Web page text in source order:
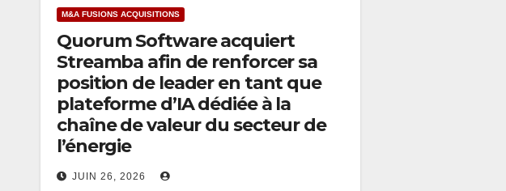
M&A FUSIONS ACQUISITIONS
Quorum Software acquiert
Streamba afin de renforcer sa
position de leader en tant que
plateforme d’IA dédiée à la
chaîne de valeur du secteur de
l’énergie
JUIN 26, 2026